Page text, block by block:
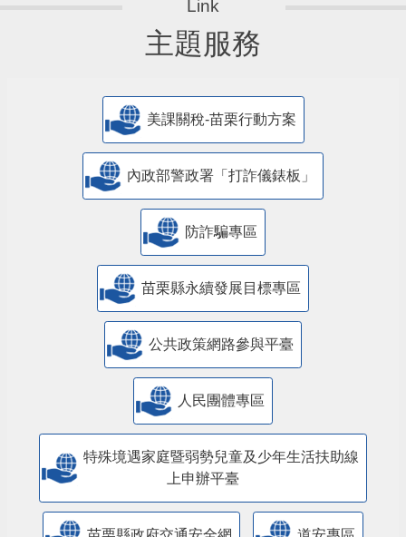
主題服務
美課關稅-苗栗行動方案
內政部警政署「打詐儀錶板」
防詐騙專區
苗栗縣永續發展目標專區
公共政策網路參與平臺
人民團體專區
特殊境遇家庭暨弱勢兒童及少年生活扶助線
上申辦平臺
苗栗縣政府交通安全網 道安專區